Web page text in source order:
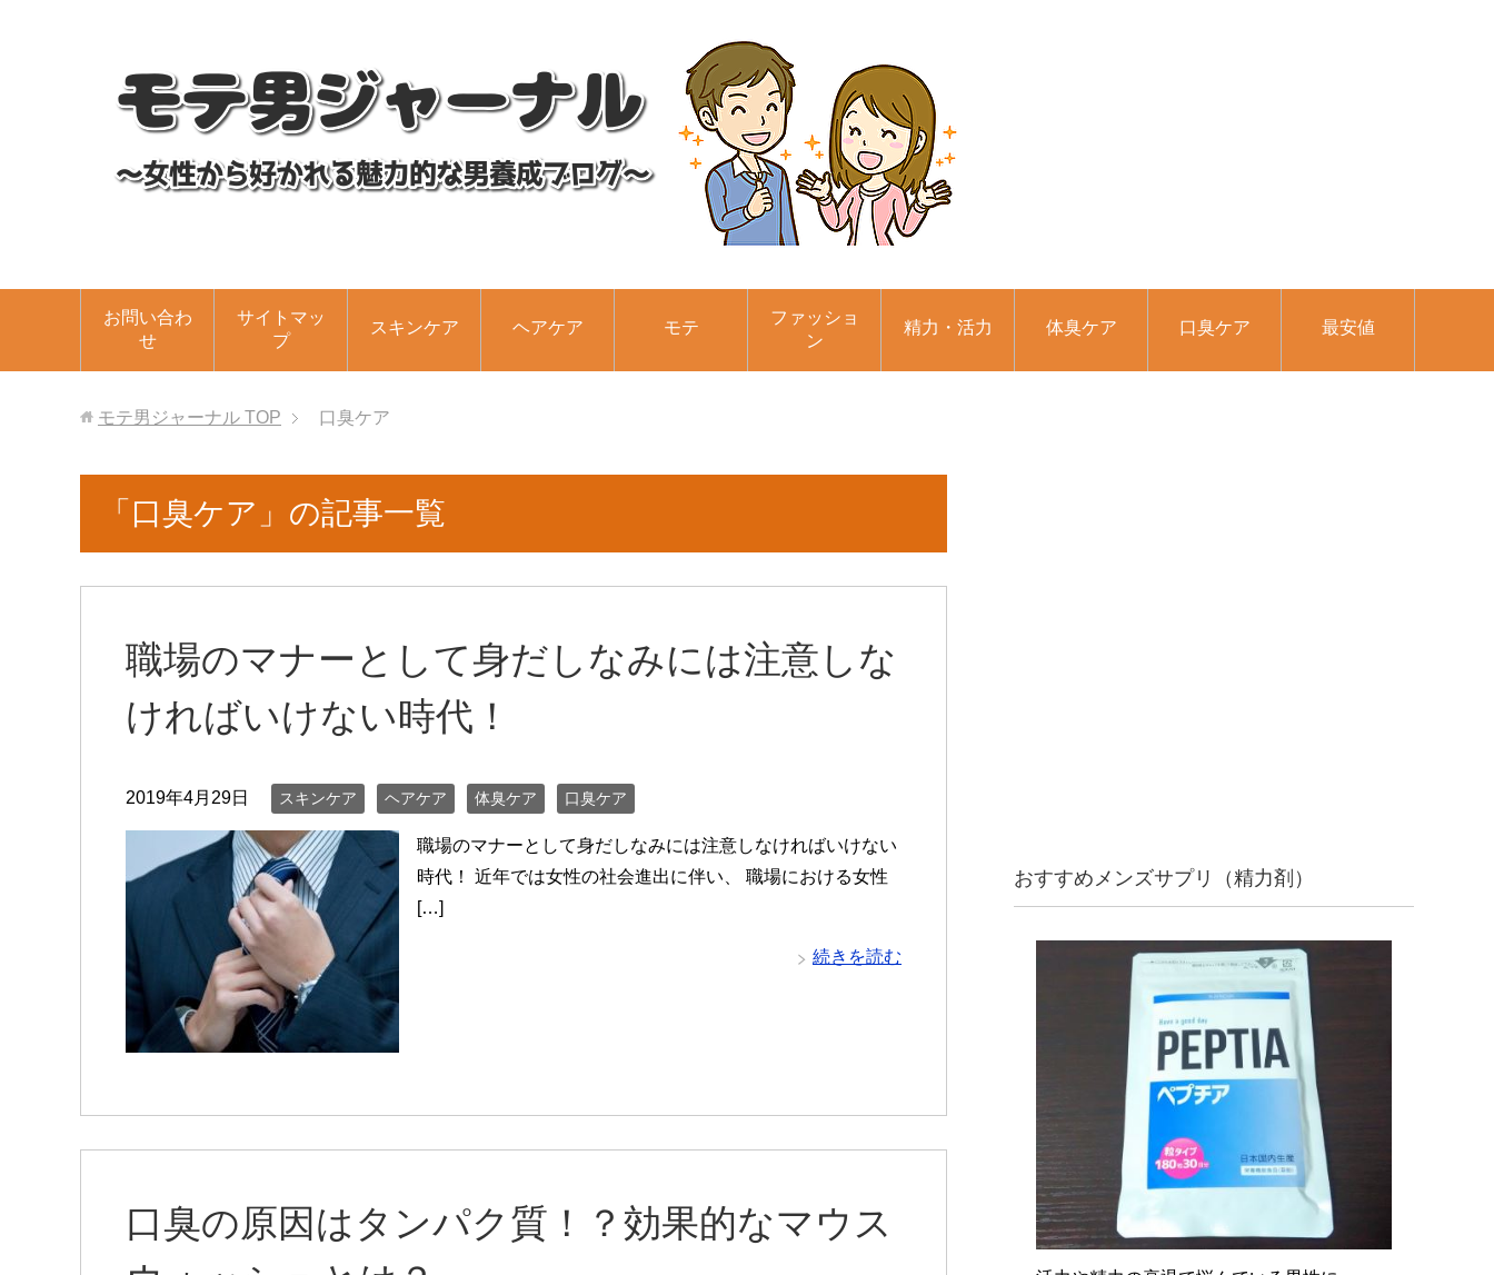
お問い合わ
せ
サイトマッ
プ
スキンケア ヘアケア モテ
ファッショ
ン
精力・活力 体臭ケア 口臭ケア 最安値
モテ男ジャーナル TOP 口臭ケア
「口臭ケア」の記事一覧
職場のマナーとして身だしなみには注意しな
ければいけない時代！
2019年4月29日 スキンケア ヘアケア 体臭ケア 口臭ケア
職場のマナーとして身だしなみには注意しなければいけない
時代！ 近年では女性の社会進出に伴い、 職場における女性
[…]
続きを読む
口臭の原因はタンパク質！？効果的なマウス
おすすめメンズサプリ（精力剤）